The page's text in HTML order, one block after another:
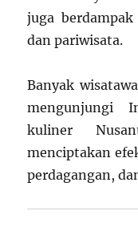
juga
dan pariwisata.
Banyak
mengunjungi
kuliner
menciptakan
perdagangan,